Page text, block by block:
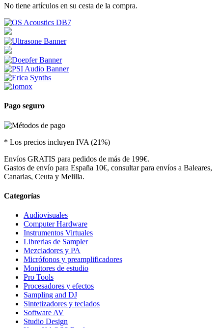
No tiene artículos en su cesta de la compra.
Pago seguro
* Los precios incluyen IVA (21%)
Envíos GRATIS para pedidos de más de 199€.
Gastos de envío para España 10€, consultar para envíos a Baleares,
Canarias, Ceuta y Melilla.
Categorías
Audiovisuales
Computer Hardware
Instrumentos Virtuales
Librerias de Sampler
Mezcladores y PA
Micrófonos y preamplificadores
Monitores de estudio
Pro Tools
Procesadores y efectos
Sampling and DJ
Sintetizadores y teclados
Software AV
Studio Design